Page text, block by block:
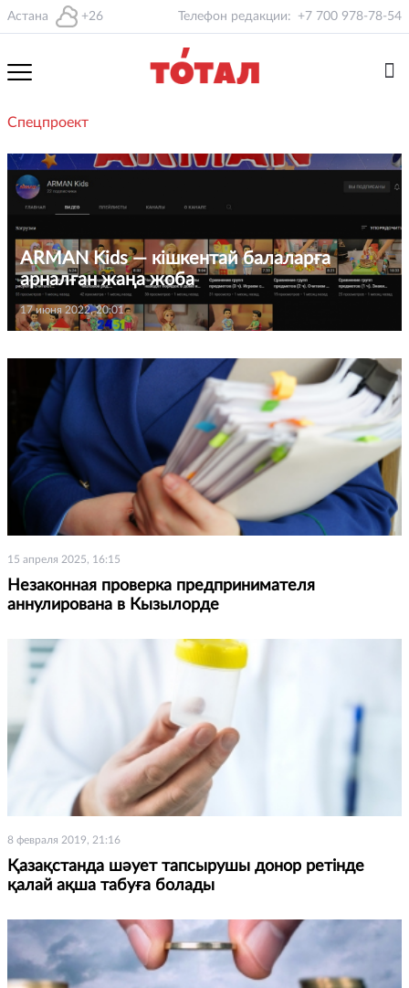
Астана +26 Телефон редакции: +7 700 978-78-54
Спецпроект
ARMAN Kids — кішкентай балаларға
арналған жаңа жоба
17 июня 2022, 20:01
15 апреля 2025, 16:15
Незаконная проверка предпринимателя
аннулирована в Кызылорде
8 февраля 2019, 21:16
Қазақстанда шәует тапсырушы донор ретінде
қалай ақша табуға болады